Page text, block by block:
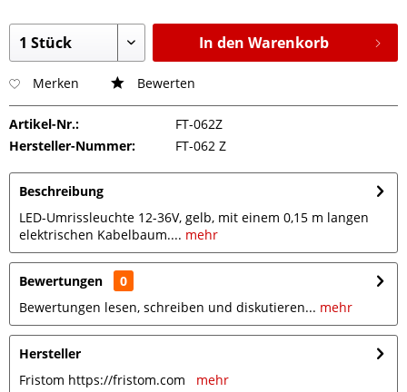
In den Warenkorb
Merken Bewerten
Artikel-Nr.:
FT-062Z
Hersteller-Nummer:
FT-062 Z
Beschreibung
LED-Umrissleuchte 12-36V, gelb, mit einem 0,15 m langen
elektrischen Kabelbaum.... mehr
Bewertungen
0
Bewertungen lesen, schreiben und diskutieren... mehr
Hersteller
Fristom https://fristom.com mehr